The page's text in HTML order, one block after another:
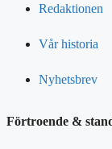
Redaktionen
Vår historia
Nyhetsbrev
Förtroende &